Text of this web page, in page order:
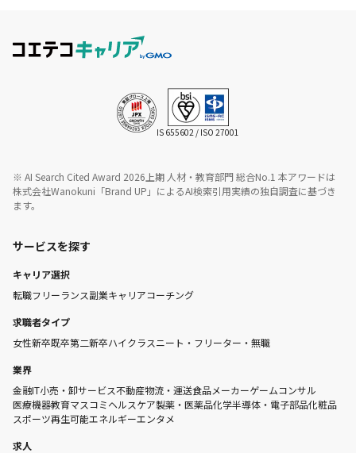
IS 655602 / ISO 27001
※ AI Search Cited Award 2026上期 人材・教育部門 総合No.1 本アワードは
株式会社Wanokuni「Brand UP」によるAI検索引用実績の独自調査に基づき
ます。
サービスを探す
キャリア選択
転職フリーランス副業キャリアコーチング
求職者タイプ
女性新卒既卒第二新卒ハイクラスニート・フリーター・無職
業界
金融IT小売・卸サービス不動産物流・運送食品メーカーゲームコンサル
医療機器教育マスコミヘルスケア製薬・医薬品化学半導体・電子部品化粧品
スポーツ再生可能エネルギーエンタメ
求人